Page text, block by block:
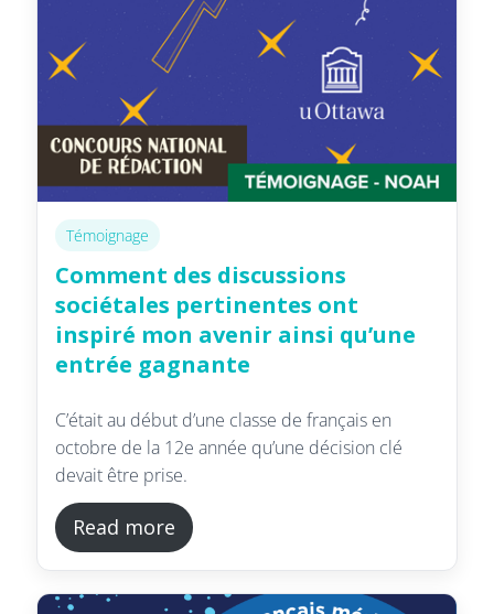
Témoignage
Comment des discussions
sociétales pertinentes ont
inspiré mon avenir ainsi qu’une
entrée gagnante
C’était au début d’une classe de français en
octobre de la 12e année qu’une décision clé
devait être prise.
Read more